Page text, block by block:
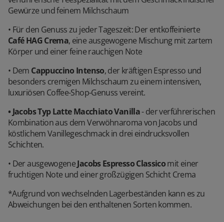
Gewürze und feinem Milchschaum
• Für den Genuss zu jeder Tageszeit: Der entkoffeinierte
Café HAG Crema, eine ausgewogene Mischung mit zartem
Körper und einer feine rauchigen Note
• Dem Cappuccino Intenso, der kräftigen Espresso und
besonders cremigen Milchschaum zu einem intensiven,
luxuriösen Coffee-Shop-Genuss vereint.
• Jacobs Typ Latte Macchiato Vanilla- der verführerischen
Kombination aus dem Verwöhnaroma von Jacobs und
köstlichem Vanillegeschmack in drei eindrucksvollen
Schichten.
• Der ausgewogeneJacobs Espresso Classicomit einer
fruchtigen Note und einer großzügigen Schicht Crema
*Aufgrund von wechselnden Lagerbeständen kann es zu
Abweichungen bei den enthaltenen Sorten kommen.